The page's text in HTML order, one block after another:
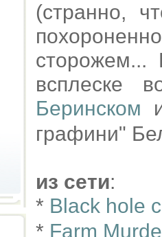
(странно,
сторожем...
всплеске
Беринском
графини"
из сети:
* Black hole
* Farm